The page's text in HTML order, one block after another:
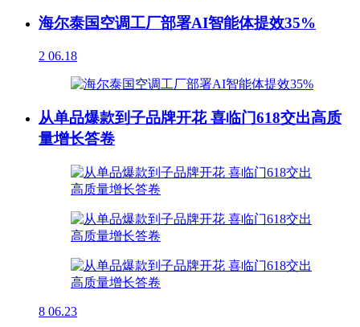
海尔泰国空调工厂部署AI智能体提效35%
2 06.18
从单品爆款到子品牌开花 喜临门618交出高质
量增长答卷
8 06.23